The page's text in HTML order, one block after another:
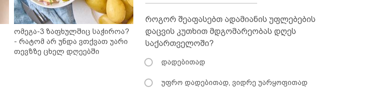
ომეგა-3 ზაფხულშიც საჭიროა?
- რატომ არ უნდა ვთქვათ უარი
თევზზე ცხელ დღეებში
როგორ შეაფასებთ ადამიანის უფლებების
დაცვის კუთხით მდგომარეობას დღეს
საქართველოში?
დადებითად
უფრო დადებითად, ვიდრე უარყოფითად